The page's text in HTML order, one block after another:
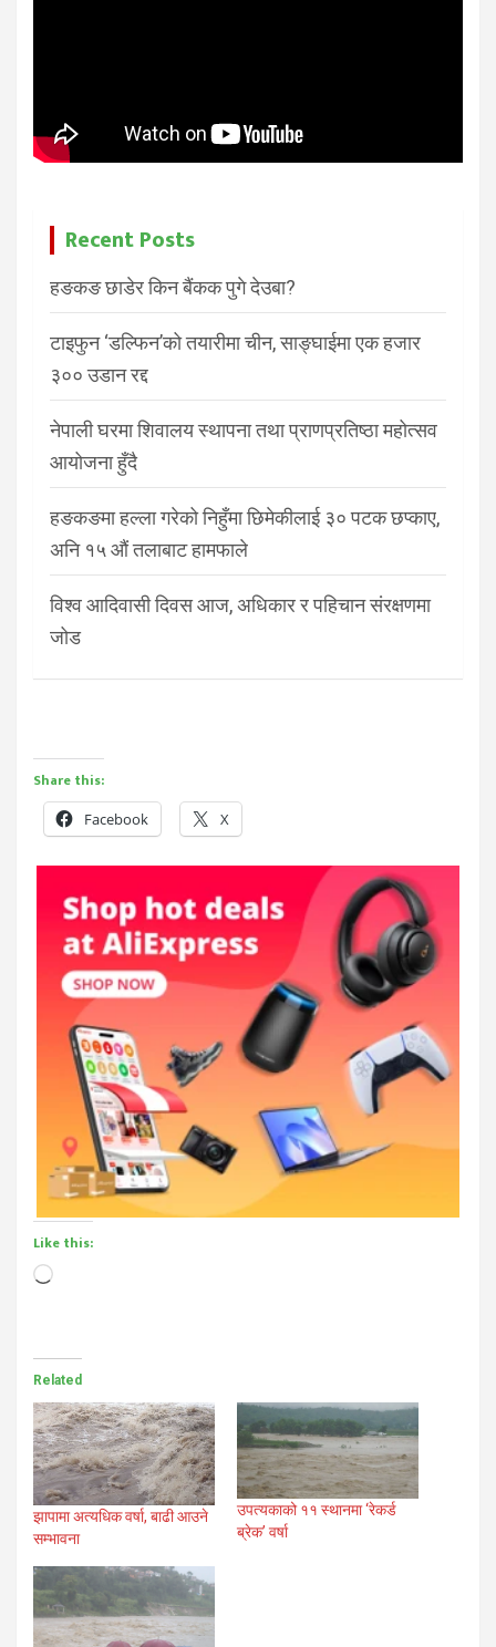
Recent Posts
हङकङ छाडेर किन बैंकक पुगे देउबा?
टाइफुन ‘डल्फिन’को तयारीमा चीन, साङ्घाईमा एक हजार
३०० उडान रद्द
नेपाली घरमा शिवालय स्थापना तथा प्राणप्रतिष्ठा महोत्सव
आयोजना हुँदै
हङकङमा हल्ला गरेको निहुँमा छिमेकीलाई ३० पटक छप्काए,
अनि १५ औं तलाबाट हामफाले
विश्व आदिवासी दिवस आज, अधिकार र पहिचान संरक्षणमा
जोड
Share this:
Facebook X
Like this:
Loading…
Related
झापामा अत्यधिक वर्षा, बाढी आउने
सम्भावना
उपत्यकाको ११ स्थानमा ‘रेकर्ड
ब्रेक’ वर्षा